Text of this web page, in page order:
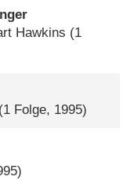
Hawkins (1
(1 Folge, 1995)